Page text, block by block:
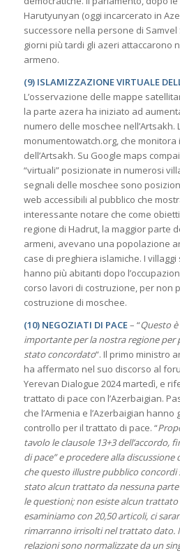
Harutyunyan (oggi incarcerato in
successore nella persone di
giorni più tardi gli azeri attaccarono
armeno.
(9) ISLAMIZZAZIONE VIRTUALE
L’osservazione delle mappe
la parte azera ha iniziato ad
numero delle moschee nell’Artsakh.
monumentowatch.org, che
dell’Artsakh. Su Google maps
“virtuali” posizionate in numerosi
segnali delle moschee sono
web accessibili al pubblico che
interessante notare che come
regione di Hadrut, la maggior parte
armeni, avevano una popolazione
case di preghiera islamiche. I
hanno più abitanti dopo
corso lavori di costruzione, per non
costruzione di moschee.
(10) NEGOZIATI DI PACE– “Questo
importante per la nostra regione per
stato concordato“. Il primo ministro
ha affermato nel suo discorso al
Yerevan Dialogue 2024 martedì, e
trattato di pace con l’Azerbaigian.
che l’Armenia e l’Azerbaigian
controllo per il trattato di pace. “
tavolo le clausole 13+3 dell’accordo,
di pace” e procedere alla
che questo illustre pubblico concordi
stato alcun trattato da nessuna
le questioni; non esiste alcun trattato
esaminiamo con 20,50 articoli, ci
rimarranno irrisolti nel trattato dato.
relazioni sono normalizzate da un